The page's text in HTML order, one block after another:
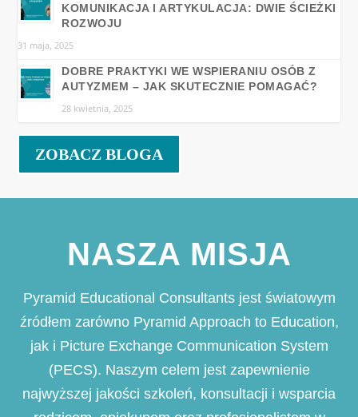
KOMUNIKACJA I ARTYKULACJA: DWIE ŚCIEŻKI
ROZWOJU
31 maja, 2025
DOBRE PRAKTYKI WE WSPIERANIU OSÓB Z
AUTYZMEM – JAK SKUTECZNIE POMAGAĆ?
28 kwietnia, 2025
ZOBACZ BLOGA
NASZA MISJA
Pyramid Educational Consultants jest światowym
źródłem zarówno Pyramid Approach to Education,
jak i Picture Exchange Communication System
(PECS). Naszym celem jest zapewnienie
najwyższej jakości szkoleń, konsultacji i wsparcia